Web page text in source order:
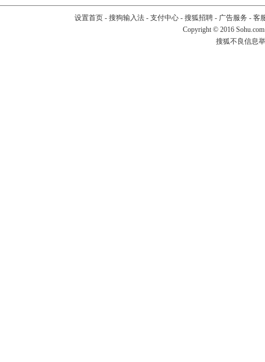
设置首页- 搜狗输入法- 支付中心- 搜狐招聘- 广告服务 - 客
Copyright © 2016
搜狐不良信息